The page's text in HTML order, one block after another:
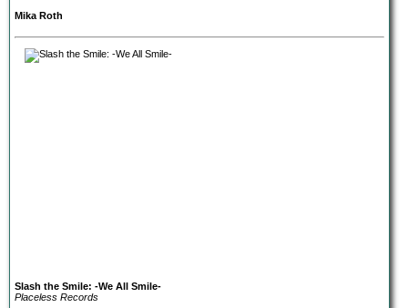
Mika Roth
Slash the Smile: -We All Smile-
Placeless Records